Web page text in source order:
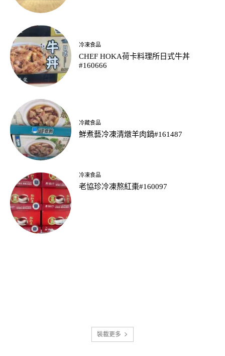
冷凍食品
CHEF HOKA荷卡料理所日式牛丼
#160666
冷藏食品
鮮煮藝冷凍清燉羊肉鍋#161487
冷凍食品
老協珍冷凍熬紅棗#160097
裝載更多